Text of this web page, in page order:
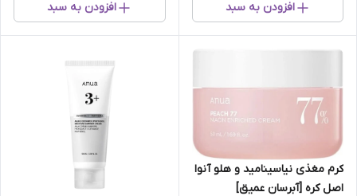
افزودن به سبد افزودن به سبد
کرم مغذی نیاسینامید و هلو آنوا
اصل کره [آبرسان عمیق]